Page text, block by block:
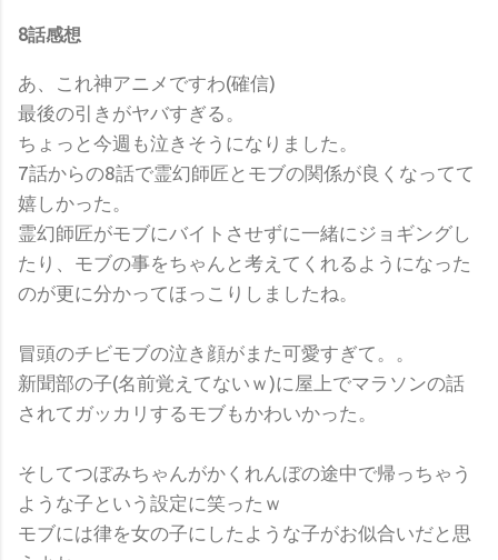
8話感想
あ、これ神アニメですわ(確信)
最後の引きがヤバすぎる。
ちょっと今週も泣きそうになりました。
7話からの8話で霊幻師匠とモブの関係が良くなってて
嬉しかった。
霊幻師匠がモブにバイトさせずに一緒にジョギングし
たり、モブの事をちゃんと考えてくれるようになった
のが更に分かってほっこりしましたね。
冒頭のチビモブの泣き顔がまた可愛すぎて。。
新聞部の子(名前覚えてないｗ)に屋上でマラソンの話
されてガッカリするモブもかわいかった。
そしてつぼみちゃんがかくれんぼの途中で帰っちゃう
ような子という設定に笑ったｗ
モブには律を女の子にしたような子がお似合いだと思